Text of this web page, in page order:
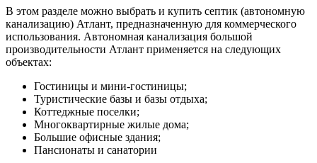
В этом разделе можно выбрать и купить септик (автономную
канализацию) Атлант, предназначенную для коммерческого
использования. Автономная канализация большой
производительности Атлант применяется на следующих
объектах:
Гостиницы и мини-гостиницы;
Туристические базы и базы отдыха;
Коттеджные поселки;
Многоквартирные жилые дома;
Большие офисные здания;
Пансионаты и санатории